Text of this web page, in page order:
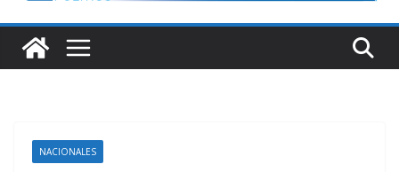
NACIONALES